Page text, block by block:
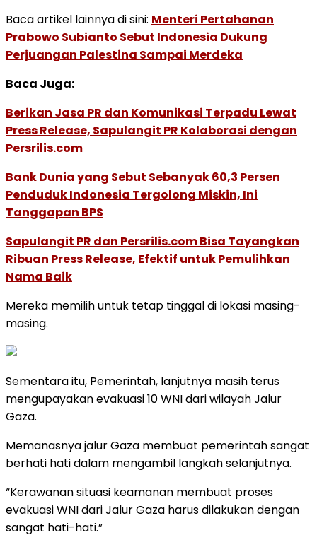
Baca artikel lainnya di sini: Menteri Pertahanan
Prabowo Subianto Sebut Indonesia Dukung
Perjuangan Palestina Sampai Merdeka
Baca Juga:
Berikan Jasa PR dan Komunikasi Terpadu Lewat
Press Release, Sapulangit PR Kolaborasi dengan
Persrilis.com
Bank Dunia yang Sebut Sebanyak 60,3 Persen
Penduduk Indonesia Tergolong Miskin, Ini
Tanggapan BPS
Sapulangit PR dan Persrilis.com Bisa Tayangkan
Ribuan Press Release, Efektif untuk Pemulihkan
Nama Baik
Mereka memilih untuk tetap tinggal di lokasi masing-
masing.
Sementara itu, Pemerintah, lanjutnya masih terus
mengupayakan evakuasi 10 WNI dari wilayah Jalur
Gaza.
Memanasnya jalur Gaza membuat pemerintah sangat
berhati hati dalam mengambil langkah selanjutnya.
“Kerawanan situasi keamanan membuat proses
evakuasi WNI dari Jalur Gaza harus dilakukan dengan
sangat hati-hati.”